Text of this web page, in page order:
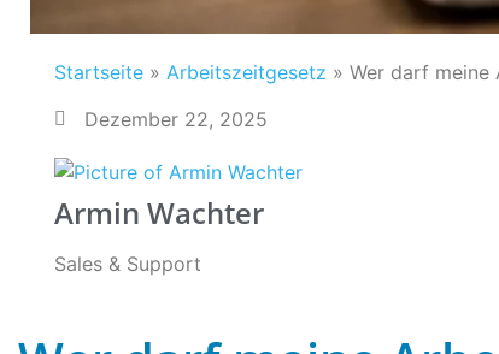
Startseite » Arbeitszeitgesetz » Wer darf meine
Dezember 22, 2025
Armin Wachter
Sales & Support